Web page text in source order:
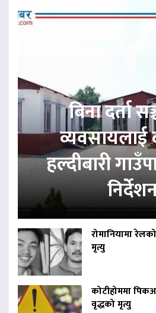
बिना दर्ता
व्यवसायलाई
हल्दीबारी
रोमानियामा
मृत्यु
कोटीहोममा
वृद्धको मृत्यु